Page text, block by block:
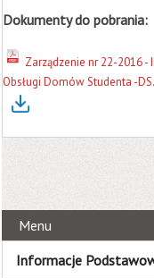
Dokumenty do pobrania:
Zarządzenie nr 22-2016 -
Obsługi Domów Studenta -
Menu
Informacje